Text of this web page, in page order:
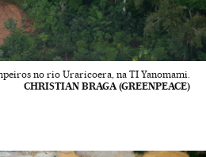
no rio Uraricoera, na TI Yanomami.
CHRISTIAN BRAGA (GREENPEACE)